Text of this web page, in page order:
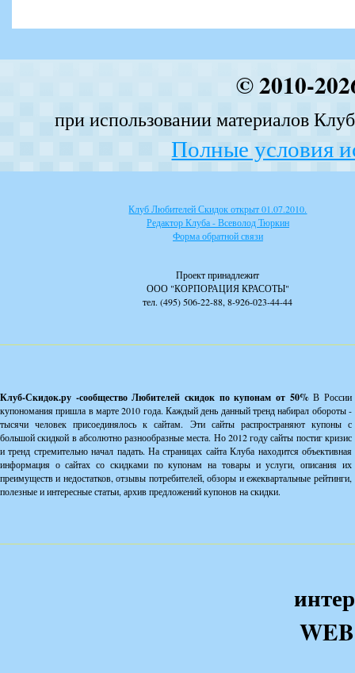
© 2010-
при использовании материалов
Полные условия
Клуб Любителей Скидок открыт 01.07.2010.
Редактор Клуба - Всеволод Тюркин
Форма обратной связи
Проект принадлежит
ООО "КОРПОРАЦИЯ КРАСОТЫ"
тел. (495) 506-22-88, 8-926-023-44-44
Клуб-Скидок.ру -сообщество Любителей скидок по купонам от 50%В России
купономания пришла в марте 2010 года. Каждый день данный тренд набирал обороты -
тысячи человек присоединялось к сайтам. Эти сайты распространяют купоны с
большой скидкой в абсолютно разнообразные места. Но 2012 году сайты постиг кризис
и тренд стремительно начал падать. На страницах сайта Клуба находится объективная
информация о сайтах со скидками по купонам на товары и услуги, описания их
преимуществ и недостатков, отзывы потребителей, обзоры и ежеквартальные рейтинги,
полезные и интересные статьи, архив предложений купонов на скидки.